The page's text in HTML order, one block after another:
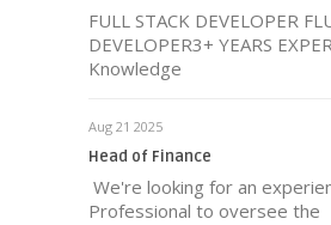
FULL STACK DEVELOPER
DEVELOPER3+ YEARS
Knowledge
Aug 21 2025
Head of Finance
We're looking for an
Professional to oversee the